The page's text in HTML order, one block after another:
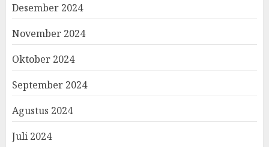
Desember 2024
November 2024
Oktober 2024
September 2024
Agustus 2024
Juli 2024